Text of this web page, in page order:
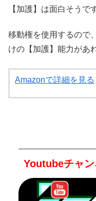
【加護】は面白そうで
移動権を使用するので
けの【加護】能力があ
Amazonで詳細を見る
Youtubeチャン